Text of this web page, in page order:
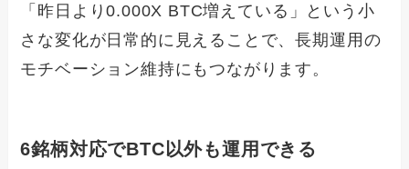
「昨日より0.000X BTC増えている」という小
さな変化が日常的に見えることで、長期運用の
モチベーション維持にもつながります。
6銘柄対応でBTC以外も運用できる